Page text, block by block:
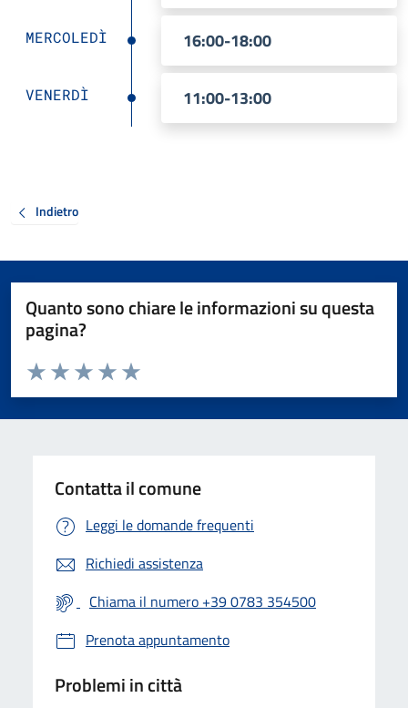
MERCOLEDÌ 16:00-18:00
VENERDÌ 11:00-13:00
Indietro
Quanto sono chiare le informazioni su questa
pagina?
Valuta da 1 a 5 stelle la pagina
Valuta 5 stelle su 5
Valuta 4 stelle su 5
Valuta 3 stelle su 5
Valuta 2 stelle su 5
Valuta 1 stelle su 5
Contatta il comune
Leggi le domande frequenti
Richiedi assistenza
Chiama il numero +39 0783 354500
Prenota appuntamento
Problemi in città